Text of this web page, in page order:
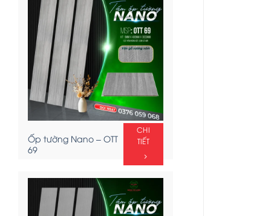
Ốp tường Nano – OTT
69
CHI
TIẾT